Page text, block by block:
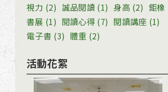
視力 (2) 誠品閱讀 (1) 身高 (2) 鉅橡
書展 (1) 閱讀心得 (7) 閱讀講座 (1)
電子書 (3) 體重 (2)
活動花絮